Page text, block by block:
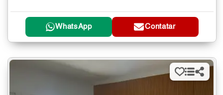
WhatsApp Contatar